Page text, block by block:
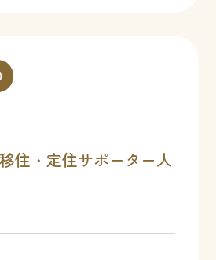
住・定住サポーター人